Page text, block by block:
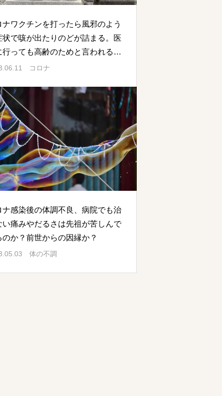
ナワクチンを打ったら風邪のよう
状で咳が出たりのどが詰まる。医
行っても高齢のためと言われるの
でも辛くて辛くて・・・
コロナ
ナ感染後の体調不良、病院でも治
い痛みやだるさは先祖が苦しんで
のか？前世からの因縁か？
体の不調